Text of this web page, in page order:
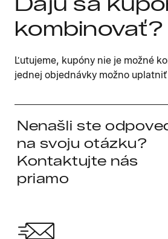
kombinovať?
Ľutujeme, kupóny nie je možné
jednej objednávky možno
Nenašli ste
na svoju otázku?
Kontaktujte nás
priamo